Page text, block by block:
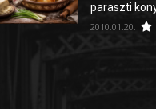
paraszti
2010.01.20.